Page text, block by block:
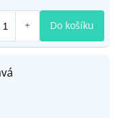
Do košíku